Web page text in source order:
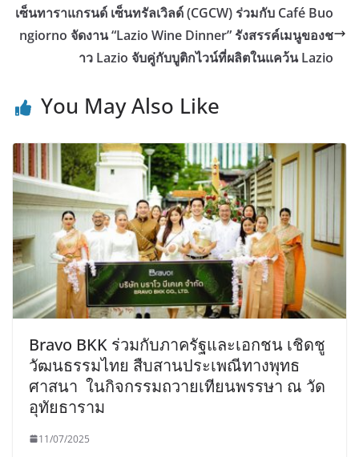
เซ็นทาราแกรนด์ เซ็นทรัลเวิลด์ (CGCW) ร่วมกับ Café Buo
ngiorno จัดงาน “Lazio Wine Dinner” รังสรรค์เมนูของช
าว Lazio จับคู่กับบูติกไวน์ที่ผลิตในแคว้น Lazio
You May Also Like
Bravo BKK ร่วมกับภาครัฐและเอกชน เชิดชู
วัฒนธรรมไทย สืบสานประเพณีทางพุทธ
ศาสนา ในกิจกรรมถวายเทียนพรรษา ณ วัด
อุทัยธาราม
11/07/2025